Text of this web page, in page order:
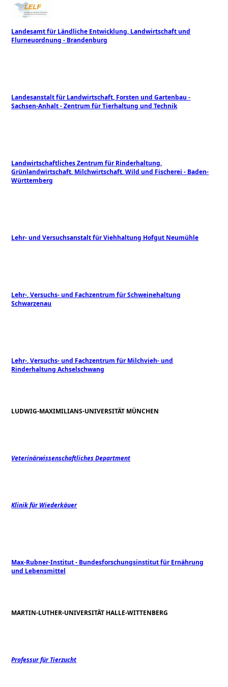
Landesamt für Ländliche Entwicklung, Landwirtschaft und
Flurneuordnung - Brandenburg
Landesanstalt für Landwirtschaft, Forsten und Gartenbau -
Sachsen-Anhalt - Zentrum für Tierhaltung und Technik
Landwirtschaftliches Zentrum für Rinderhaltung,
Grünlandwirtschaft, Milchwirtschaft, Wild und Fischerei - Baden-
Württemberg
Lehr- und Versuchsanstalt für Viehhaltung Hofgut Neumühle
Lehr-, Versuchs- und Fachzentrum für Schweinehaltung
Schwarzenau
Lehr-, Versuchs- und Fachzentrum für Milchvieh- und
Rinderhaltung Achselschwang
LUDWIG-MAXIMILIANS-UNIVERSITÄT MÜNCHEN
Veterinärwissenschaftliches Department
Klinik für Wiederkäuer
Max-Rubner-Institut - Bundesforschungsinstitut für Ernährung
und Lebensmittel
MARTIN-LUTHER-UNIVERSITÄT HALLE-WITTENBERG
Professur für Tierzucht